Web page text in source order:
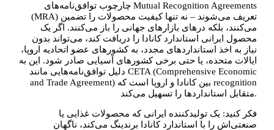
چارچوب توافق‌نامه‌های Mutual Recognition Agreements
(MRA) تعریف می‌شوند – نه تنها کیفیت محصولات را تضمین
می‌کنند، بلکه درهای بازارهای جهانی را باز می‌کنند. اگر یک
محصول ایرانی استاندارد کانادا را دریافت کند، می‌تواند بدون
نیاز به اخذ استانداردهای مجدد، به کشورهای عضو اتحادیه اروپا،
ایالات متحده، یا حتی برخی کشورهای آسیایی صادر شود. این به
دلیل توافق‌نامه‌هایی مانند CETA (Comprehensive Economic
and Trade Agreement) بین کانادا و اروپا است که recognition
متقابل استانداردها را تسهیل می‌کند.
فکر کنید: یک تولیدکننده ایرانی که محصولات غذایی یا
صنعتی‌اش را با استاندارد کانادا برندینگ می‌کند، ناگهان